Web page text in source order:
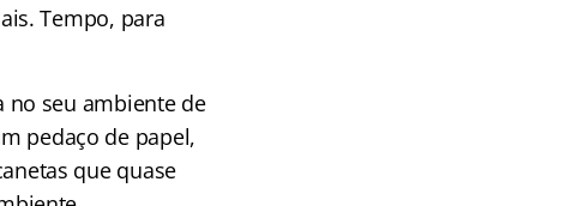
Tempo, para
no seu ambiente de
pedaço de papel,
que quase